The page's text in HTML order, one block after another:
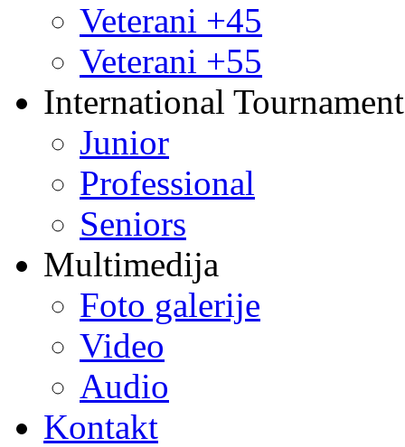
Veterani +45
Veterani +55
International
Junior
Professional
Seniors
Multimedija
Foto galerije
Video
Audio
Kontakt